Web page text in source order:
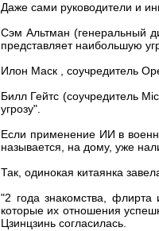
Даже сами руководители и
Сэм Альтман (генеральный
представляет наибольшую
Илон Маск , соучредитель
Билл Гейтс (соучредитель
угрозу".
Если применение ИИ в
называется, на дому, уже
Так, одинокая китаянка
"2 года знакомства,
которые их отношения
Цзинцзинь согласилась.